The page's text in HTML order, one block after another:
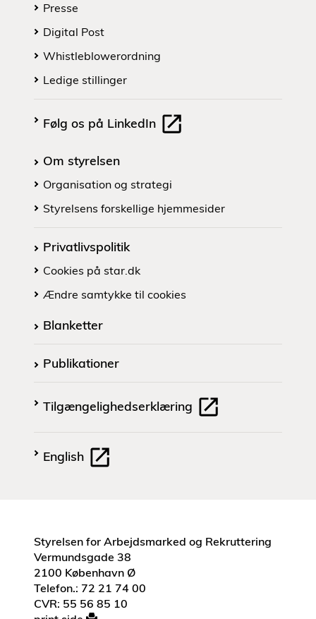
Presse
Digital Post
Whistleblowerordning
Ledige stillinger
Følg os på LinkedIn
Om styrelsen
Organisation og strategi
Styrelsens forskellige hjemmesider
Privatlivspolitik
Cookies på star.dk
Ændre samtykke til cookies
Blanketter
Publikationer
Tilgængelighedserklæring
English
Styrelsen for Arbejdsmarked og Rekruttering
Vermundsgade 38
2100 København Ø
Telefon.: 72 21 74 00
CVR: 55 56 85 10